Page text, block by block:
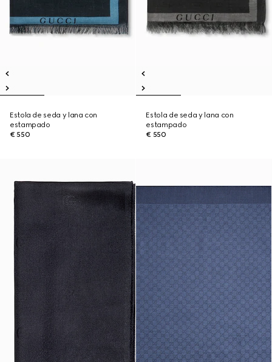
Estola de seda y lana con
estampado
€ 550
Estola de seda y lana con
estampado
€ 550